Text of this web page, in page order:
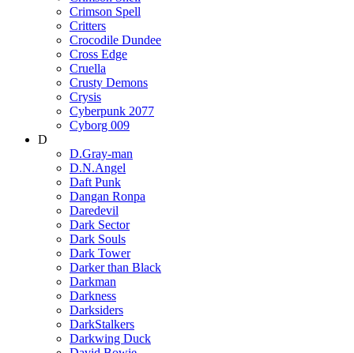
Crimson Spell
Critters
Crocodile Dundee
Cross Edge
Cruella
Crusty Demons
Crysis
Cyberpunk 2077
Cyborg 009
D
D.Gray-man
D.N.Angel
Daft Punk
Dangan Ronpa
Daredevil
Dark Sector
Dark Souls
Dark Tower
Darker than Black
Darkman
Darkness
Darksiders
DarkStalkers
Darkwing Duck